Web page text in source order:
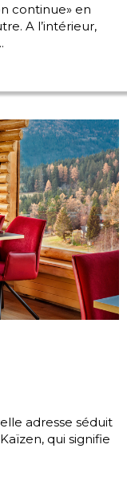
continue» en
A l’intérieur,
adresse séduit
qui signifie